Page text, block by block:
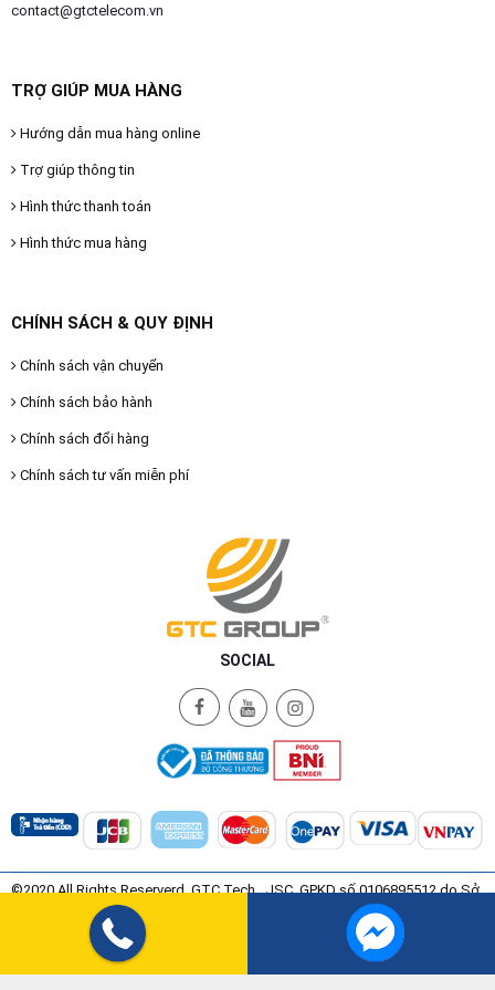
contact@gtctelecom.vn
TRỢ GIÚP MUA HÀNG
Hướng dẫn mua hàng online
Trợ giúp thông tin
Hình thức thanh toán
Hình thức mua hàng
CHÍNH SÁCH & QUY ĐỊNH
Chính sách vận chuyển
Chính sách bảo hành
Chính sách đổi hàng
Chính sách tư vấn miễn phí
SOCIAL
©2020 All Rights Reserverd. GTC Tech., JSC. GPKD số 0106895512 do Sở
Kế Hoạch và Đầu Tư Thành Phố Hà Nội Cấp ngày 08/07/2015